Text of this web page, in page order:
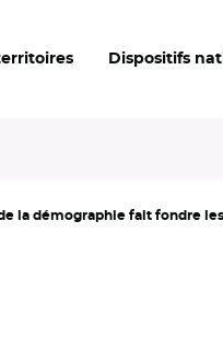
Dispositifs
de la démographie fait fondre